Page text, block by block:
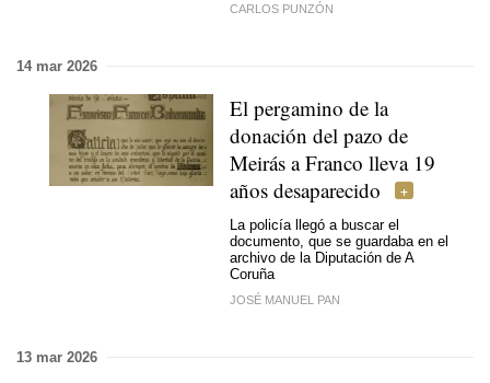
CARLOS PUNZÓN
14 mar 2026
El pergamino de la
donación del pazo de
Meirás a Franco lleva 19
años desaparecido
La policía llegó a buscar el
documento, que se guardaba en el
archivo de la Diputación de A
Coruña
JOSÉ MANUEL PAN
13 mar 2026